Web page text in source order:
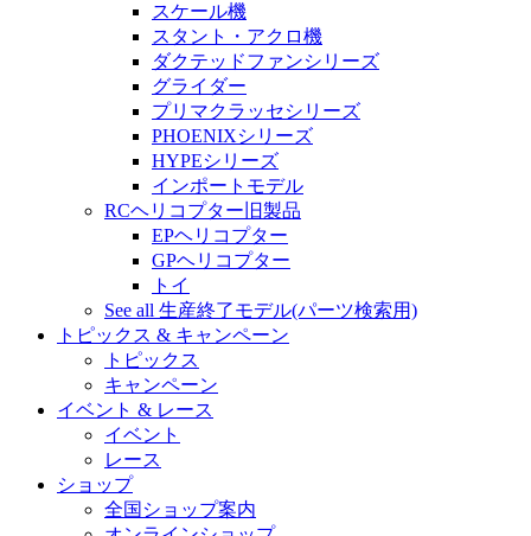
スケール機
スタント・アクロ機
ダクテッドファンシリーズ
グライダー
プリマクラッセシリーズ
PHOENIXシリーズ
HYPEシリーズ
インポートモデル
RCヘリコプター旧製品
EPヘリコプター
GPヘリコプター
トイ
See all 生産終了モデル(パーツ検索用)
トピックス & キャンペーン
トピックス
キャンペーン
イベント & レース
イベント
レース
ショップ
全国ショップ案内